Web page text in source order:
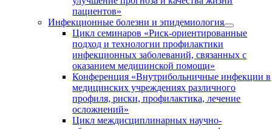
пациентов»
Инфекционные болезни и эпидемиология
Цикл семинаров «Риск-ориентированные
подход и технологии профилактики
инфекционных заболеваний, связанных с
оказанием медицинской помощи»
Конференция «Внутрибольничные инфекции в
медицинских учреждениях различного
профиля, риски, профилактика, лечение
осложнений»
Цикл междисциплинарных научно-